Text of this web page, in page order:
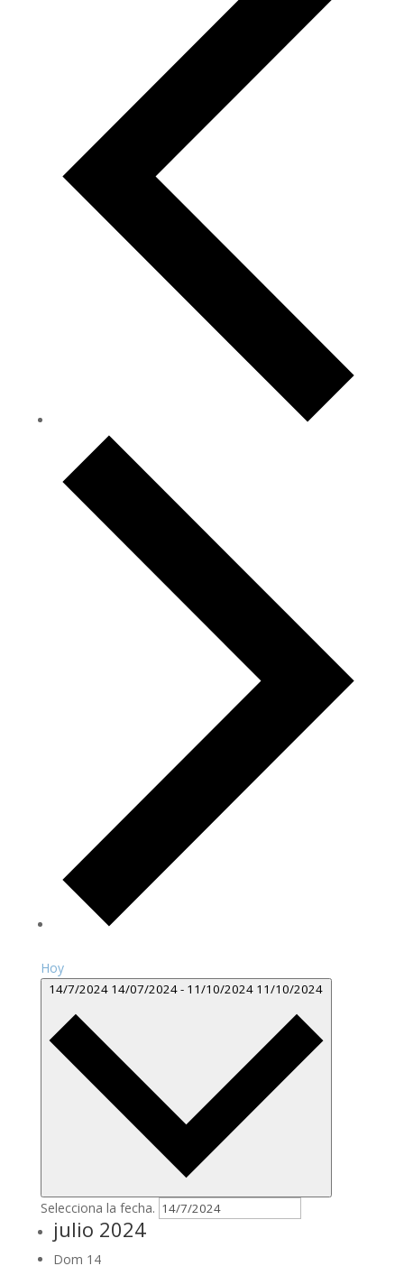
Hoy
14/7/2024 14/07/2024- 11/10/2024 11/10/2024
Selecciona la fecha.
julio 2024
Dom 14